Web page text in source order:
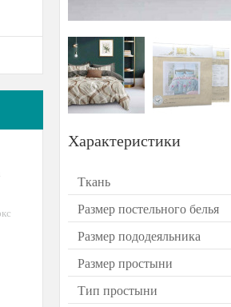
Характеристики
Ткань
Размер постельного белья
Размер пододеяльника
Размер простыни
Тип простыни